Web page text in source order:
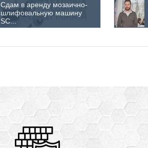
Сдам в аренду мозаично-
шлифовальную машину
SC...